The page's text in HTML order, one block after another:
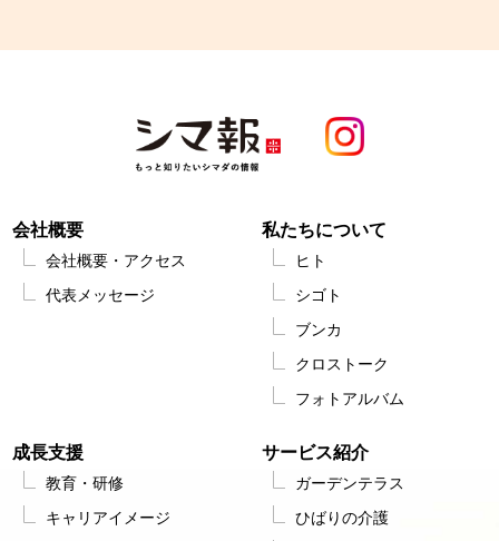
会社概要
会社概要・アクセス
代表メッセージ
私たちについて
ヒト
シゴト
ブンカ
クロストーク
フォトアルバム
成長支援
教育・研修
キャリアイメージ
サービス紹介
ガーデンテラス
ひばりの介護